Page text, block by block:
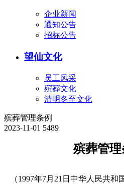
企业新闻
通知公告
招标公告
望仙文化
员工风采
殡葬文化
清明冬至文化
殡葬管理条例
2023-11-01 5489
殡葬管理
（1997年7月21日中华人民共